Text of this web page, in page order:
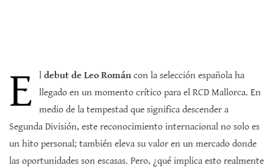
E l debut de Leo Román con la selección española ha
llegado en un momento crítico para el RCD Mallorca. En
medio de la tempestad que significa descender a
Segunda División, este reconocimiento internacional no solo es
un hito personal; también eleva su valor en un mercado donde
las oportunidades son escasas. Pero, ¿qué implica esto realmente